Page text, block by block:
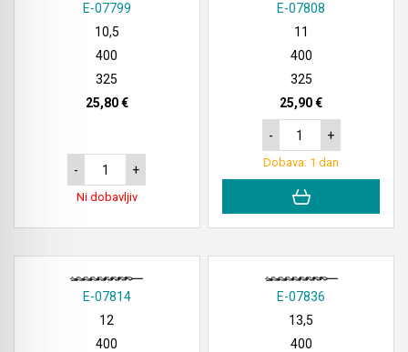
E-07799
10,5
400
325
25,80 €
- +
Ni dobavljiv
E-07808
11
400
325
25,90 €
- +
Dobava: 1 dan
E-07814
12
400
E-07836
13,5
400